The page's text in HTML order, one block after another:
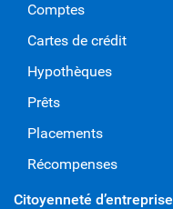
Comptes
Cartes de crédit
Hypothèques
Prêts
Placements
Récompenses
Citoyenneté d’entreprise